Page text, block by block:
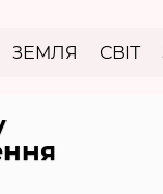
ЗЕМЛЯ СВІТ